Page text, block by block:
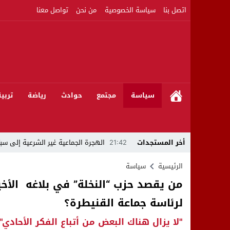
اتصل بنا سياسة الخصوصية من نحن تواصل معنا
سياسة مجتمع حوادث رياضة
أخر المستجدات 21:42 الهجرة الجماعية غير الشرعية إلى
21:16
08:50 مبادرات مواطنة وشركاؤها ينظمون
22:59 رئيس جماعة عين الجوهرة سيدي
09:55 تساؤلات.. كيف أصبح العميد الأمني
الرئيسية سياسة
من يقصد حزب “النخلة” في بلاغه
لرئاسة جماعة القنيطرة؟
"لا يزال هناك البعض من أتباع الفكر